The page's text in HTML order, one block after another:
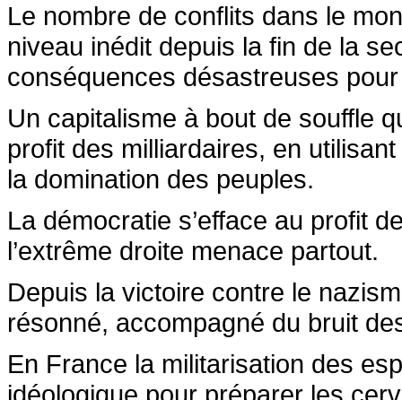
Le nombre de conflits dans le
niveau inédit depuis la fin de la
conséquences désastreuses
Un capitalisme à bout de souffle
profit des milliardaires, en
la domination des peuples.
La démocratie s’efface au profit
l’extrême droite menace partout.
Depuis la victoire contre le
résonné, accompagné du bruit
En France la militarisation des